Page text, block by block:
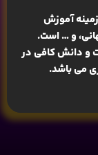
آموزش
، و … است.
و دانش کافی در
می باشد.